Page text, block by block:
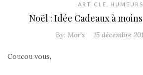
ARTICLE HUMEURS
Noël : Idée Cadeaux à
By: Mor's 15 décembre
Coucou vous,